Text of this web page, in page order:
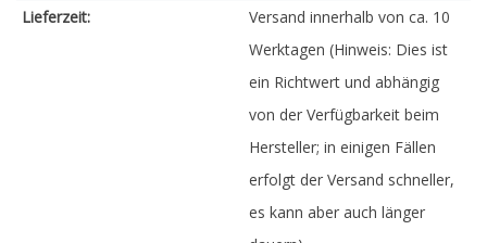
Lieferzeit:
Versand innerhalb von ca. 10
Werktagen (Hinweis: Dies ist
ein Richtwert und abhängig
von der Verfügbarkeit beim
Hersteller; in einigen Fällen
erfolgt der Versand schneller,
es kann aber auch länger